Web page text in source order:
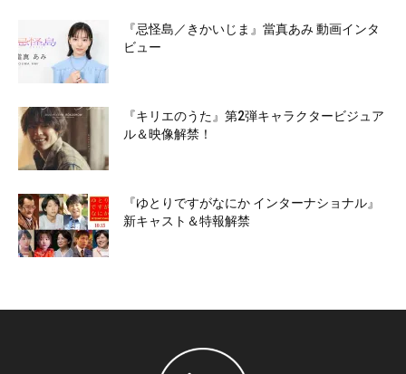
『忌怪島／きかいじま』當真あみ 動画インタ
ビュー
『キリエのうた』第2弾キャラクタービジュア
ル＆映像解禁！
『ゆとりですがなにか インターナショナル』
新キャスト＆特報解禁